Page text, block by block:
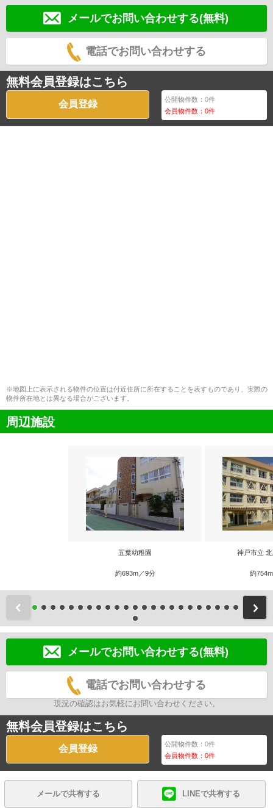
メールでお問い合わせする(無料)
電話でお問い合わせする
無料会員登録はこちら
会員登録 公開物件数：0件
会員物件数：0件
※地図上に表示される物件の位置は付近住所に所在することを表すものであり、実際の
物件所在地とは異なる場合がございます。
周辺施設
五葉幼稚園
約693m／9分
神戸市立
約
前
メールでお問い合わせする(無料)
電話でお問い合わせする
現況の確認はお気軽にお問い合わせください。
無料会員登録はこちら
会員登録 公開物件数：0件
会員物件数：0件
メールで共有する LINEで共有する